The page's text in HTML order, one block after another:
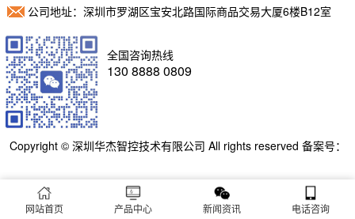
公司地址：深圳市罗湖区宝安北路国际商品交易大厦6楼B12室
全国咨询热线
130 8888 0809
Copyright © 深圳华杰智控技术有限公司 All rights reserved 备案号：
网站首页 产品中心 新闻资讯 电话咨询